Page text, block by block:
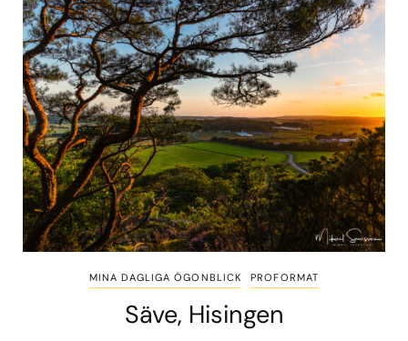
MINA DAGLIGA ÖGONBLICK PROFORMAT
Säve, Hisingen